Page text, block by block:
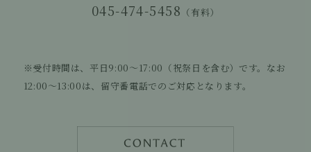
045-474-5458 （有料）
※受付時間は、平日9:00〜17:00（祝祭日を含む）です。 なお
12:00〜13:00は、留守番電話でのご対応となります。